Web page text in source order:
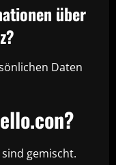
über
Daten
sind gemischt.